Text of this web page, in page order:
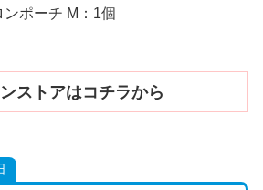
ポーチ M：1個
ストアはコチラから